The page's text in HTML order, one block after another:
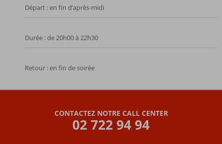
Départ : en fin d’après-midi
Durée : de 20h00 à 22h30
Retour : en fin de soirée
CONTACTEZ NOTRE CALL CENTER
02 722 94 94